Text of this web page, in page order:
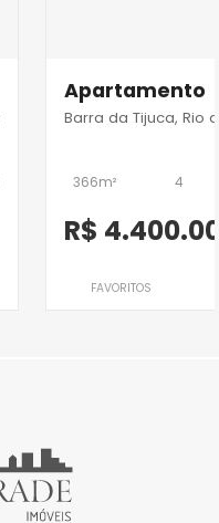
Apartamento
Barra da Tijuca, Rio
366m² 4
R$
FAVORITOS